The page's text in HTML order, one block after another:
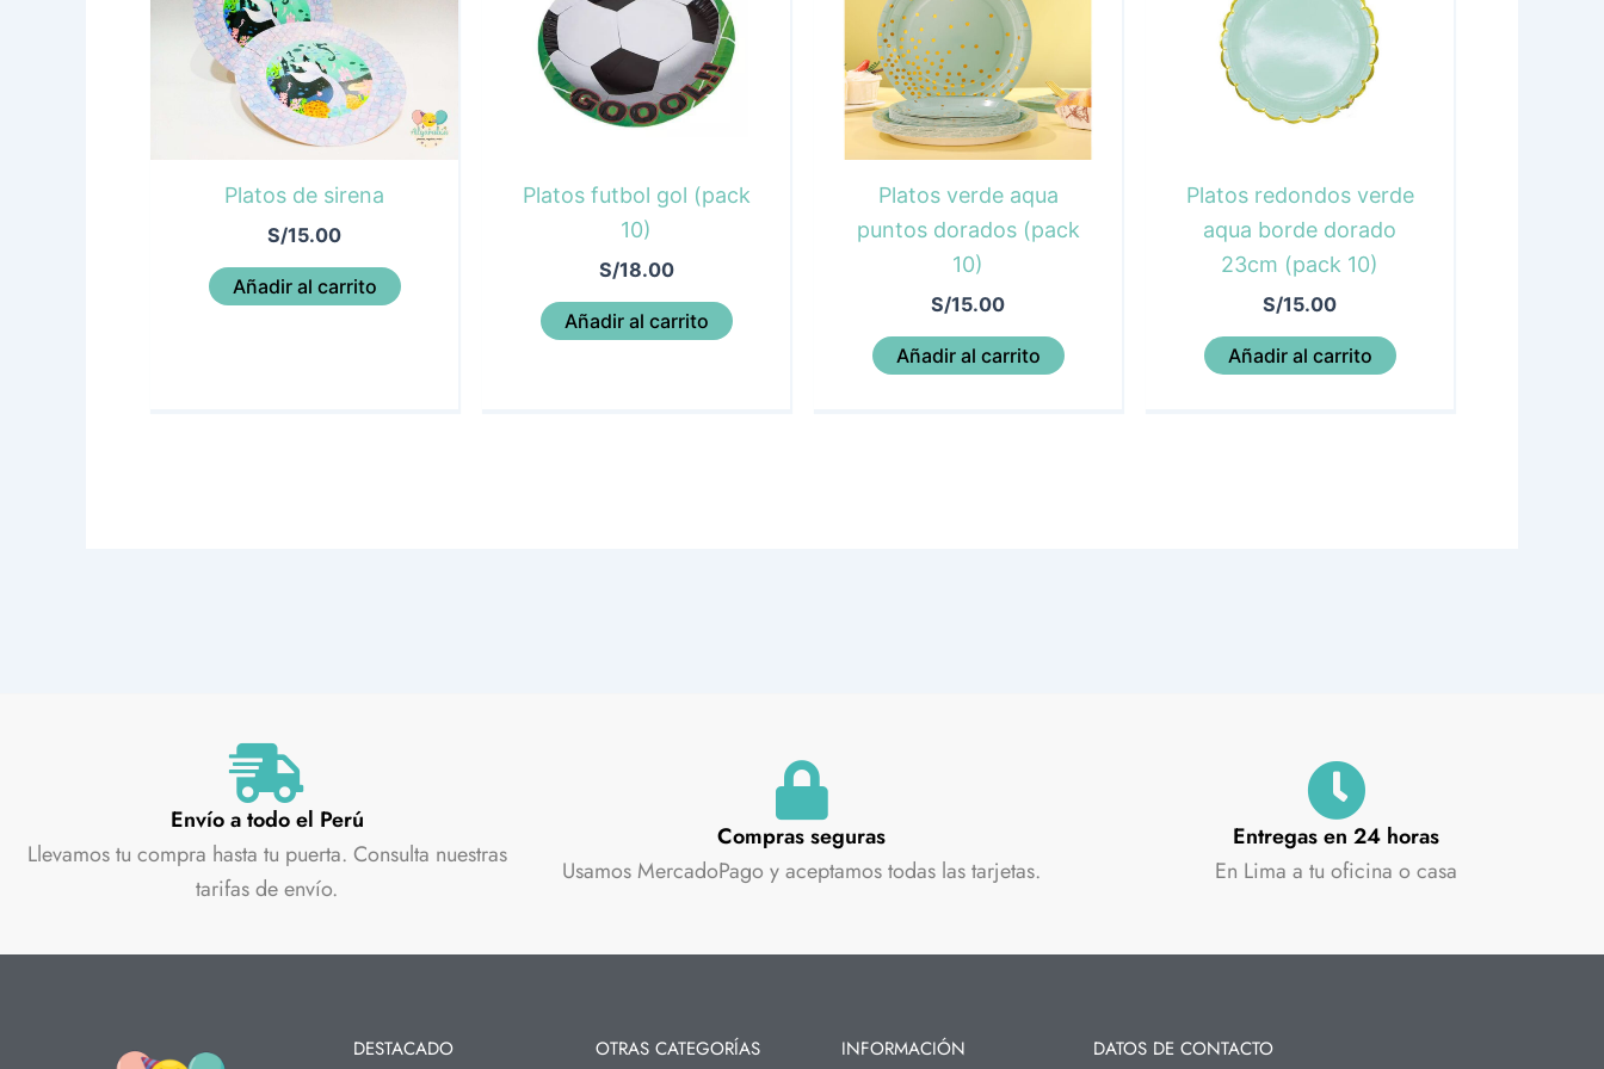
Platos de sirena
S/15.00
Añadir al carrito
Platos futbol gol (pack
10)
S/18.00
Añadir al carrito
Platos verde aqua
puntos dorados (pack
10)
S/15.00
Añadir al carrito
Platos redondos verde
aqua borde dorado
23cm (pack 10)
S/15.00
Añadir al carrito
Envío a todo el Perú
Llevamos tu compra hasta tu puerta. Consulta nuestras
tarifas de envío.
Compras seguras
Usamos MercadoPago y aceptamos todas las tarjetas.
Entregas en 24 horas
En Lima a tu oficina o casa
DESTACADO OTRAS CATEGORÍAS INFORMACIÓN DATOS DE CONTACTO